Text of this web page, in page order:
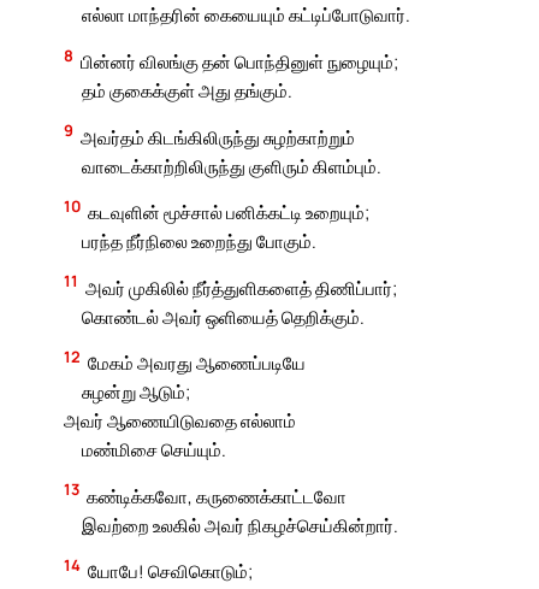
எல்லா மாந்தரின் கையையும் கட்டிப்போடுவார்.
8 பின்னர் விலங்கு தன் பொந்தினுள் நுழையும்;
தம் குகைக்குள் அது தங்கும்.
9 அவர்தம் கிடங்கிலிருந்து சுழற்காற்றும்
வாடைக்காற்றிலிருந்து குளிரும் கிளம்பும்.
10 கடவுளின் மூச்சால் பனிக்கட்டி உறையும்;
பரந்த நீர்நிலை உறைந்து போகும்.
11 அவர் முகிலில் நீர்த்துளிகளைத் திணிப்பார்;
கொண்டல் அவர் ஒளியைத் தெறிக்கும்.
12 மேகம் அவரது ஆணைப்படியே
சுழன்று ஆடும்;
அவர் ஆணையிடுவதை எல்லாம்
மண்மிசை செய்யும்.
13 கண்டிக்கவோ, கருணைக்காட்டவோ
இவற்றை உலகில் அவர் நிகழச்செய்கின்றார்.
14 யோபே! செவிகொடும்;